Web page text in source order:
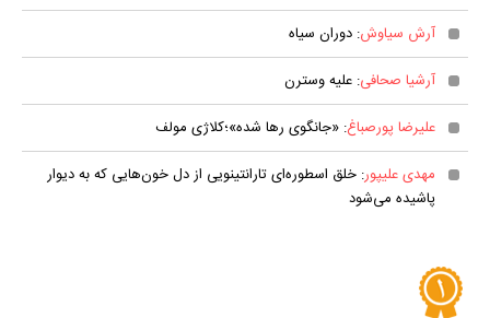
آرش سیاوش: دوران سیاه
آرشیا صحافی: علیه وسترن
علیرضا پورصباغ: «جانگوی رها شده»؛کلاژی مولف
مهدی علیپور: خلق اسطوره‌ای تارانتینویی از دل خون‌هایی که به دیوار
پاشیده می‌شود